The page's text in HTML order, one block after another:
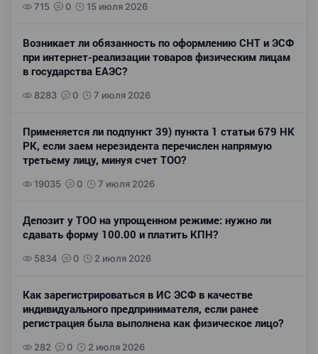
715 0 15 июля 2026
Возникает ли обязанность по оформлению СНТ и ЭСФ
при интернет-реализации товаров физическим лицам
в государства ЕАЭС?
8283 0 7 июля 2026
Применяется ли подпункт 39) пункта 1 статьи 679 НК
РК, если заем нерезидента перечислен напрямую
третьему лицу, минуя счет ТОО?
19035 0 7 июля 2026
Депозит у ТОО на упрощенном режиме: нужно ли
сдавать форму 100.00 и платить КПН?
5834 0 2 июля 2026
Как зарегистрироваться в ИС ЭСФ в качестве
индивидуального предпринимателя, если ранее
регистрация была выполнена как физическое лицо?
282 0 2 июля 2026